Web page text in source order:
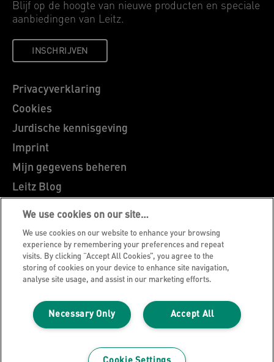
Blijf op de hoogte van nieuwe producten en speciale
aanbiedingen van Leitz.
INSCHRIJVEN
Privacyverklaring
Cookies
Jurdische kennisgeving
Imprint
Mijn gegevens beheren
Leitz Blog
Vacatures
Leitz EasyPrint
Klantenservice
Richtlijnen bij recycling van verpakkingen
Garantievoorwaarden
Conformiteitsverklaringen
Sitemap
©2026 ACCO Brands
We use cookies on our site…
We use cookies on our website to enhance your browsing
experience by remembering your preferences and repeat
visits. By clicking “Accept All Cookies”, you agree to the
storing of cookies on your device to enhance site navigation,
analyse site usage, and assist in our marketing efforts.
Accept All
Necessary Only